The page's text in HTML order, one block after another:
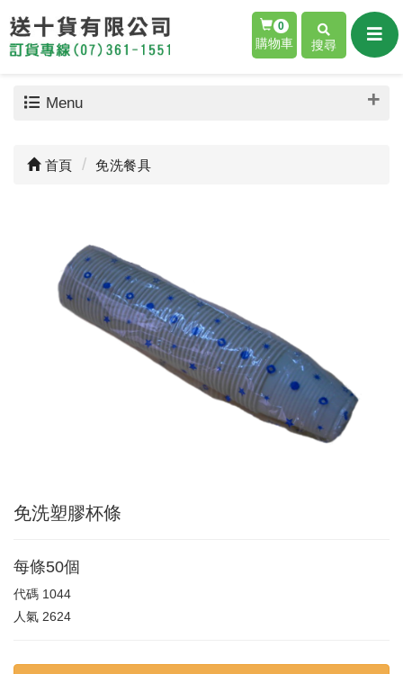
0
購物車 搜尋
Menu
首頁 免洗餐具
免洗塑膠杯條
每條50個
代碼 1044
人氣 2624